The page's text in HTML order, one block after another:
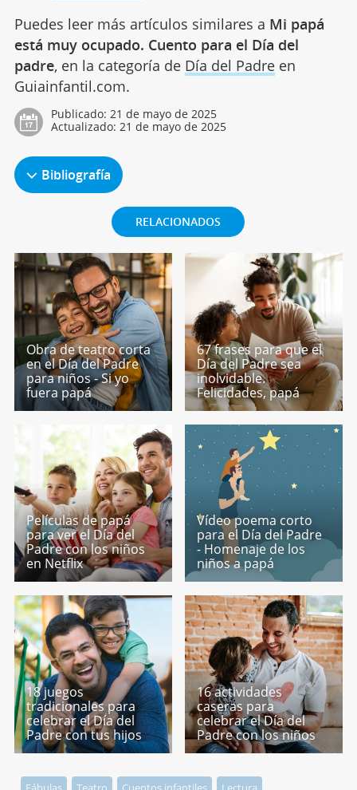
Puedes leer más artículos similares a Mi papá
está muy ocupado. Cuento para el Día del
padre, en la categoría de Día del Padreen
Guiainfantil.com.
Publicado: 21 de mayo de 2025
Actualizado: 21 de mayo de 2025
Bibliografía
RELACIONADOS
Obra de teatro corta
en el Día del Padre
para niños - Si yo
fuera papá
67 frases para que el
Día del Padre sea
inolvidable.
Felicidades, papá
Películas de papá
para ver el Día del
Padre con los niños
en Netflix
Vídeo poema corto
para el Día del Padre
- Homenaje de los
niños a papá
18 juegos
tradicionales para
celebrar el Día del
Padre con tus hijos
16 actividades
caseras para
celebrar el Día del
Padre con los niños